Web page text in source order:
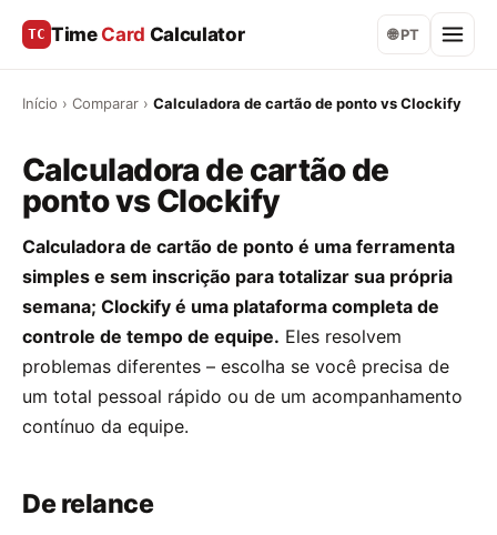
TC Time Card Calculator 🌐 PT
Início › Comparar › Calculadora de cartão de ponto vs Clockify
Calculadora de cartão de
ponto vs Clockify
Calculadora de cartão de ponto é uma ferramenta
simples e sem inscrição para totalizar sua própria
semana; Clockify é uma plataforma completa de
controle de tempo de equipe. Eles resolvem
problemas diferentes – escolha se você precisa de
um total pessoal rápido ou de um acompanhamento
contínuo da equipe.
De relance